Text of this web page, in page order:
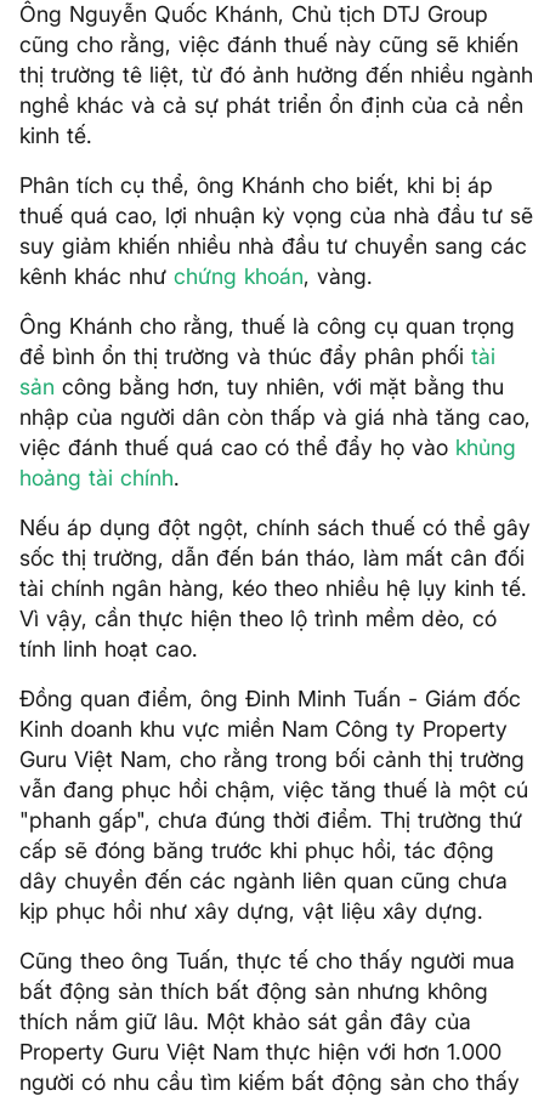
Ông Nguyễn Quốc Khánh, Chủ tịch DTJ Group
cũng cho rằng, việc đánh thuế này cũng sẽ khiến
thị trường tê liệt, từ đó ảnh hưởng đến nhiều ngành
nghề khác và cả sự phát triển ổn định của cả nền
kinh tế.
Phân tích cụ thể, ông Khánh cho biết, khi bị áp
thuế quá cao, lợi nhuận kỳ vọng của nhà đầu tư sẽ
suy giảm khiến nhiều nhà đầu tư chuyển sang các
kênh khác như chứng khoán, vàng.
Ông Khánh cho rằng, thuế là công cụ quan trọng
để bình ổn thị trường và thúc đẩy phân phối tài
sản công bằng hơn, tuy nhiên, với mặt bằng thu
nhập của người dân còn thấp và giá nhà tăng cao,
việc đánh thuế quá cao có thể đẩy họ vào khủng
hoảng tài chính.
Nếu áp dụng đột ngột, chính sách thuế có thể gây
sốc thị trường, dẫn đến bán tháo, làm mất cân đối
tài chính ngân hàng, kéo theo nhiều hệ lụy kinh tế.
Vì vậy, cần thực hiện theo lộ trình mềm dẻo, có
tính linh hoạt cao.
Đồng quan điểm, ông Đinh Minh Tuấn - Giám đốc
Kinh doanh khu vực miền Nam Công ty Property
Guru Việt Nam, cho rằng trong bối cảnh thị trường
vẫn đang phục hồi chậm, việc tăng thuế là một cú
"phanh gấp", chưa đúng thời điểm. Thị trường thứ
cấp sẽ đóng băng trước khi phục hồi, tác động
dây chuyền đến các ngành liên quan cũng chưa
kịp phục hồi như xây dựng, vật liệu xây dựng.
Cũng theo ông Tuấn, thực tế cho thấy người mua
bất động sản thích bất động sản nhưng không
thích nắm giữ lâu. Một khảo sát gần đây của
Property Guru Việt Nam thực hiện với hơn 1.000
người có nhu cầu tìm kiếm bất động sản cho thấy